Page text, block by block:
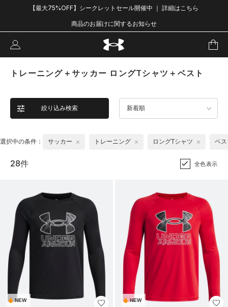
【最大75%OFF】シークレットセール開催中 ｜ 詳細はこちら
商品のお届けに関するお知らせ
トレーニング＋サッカー ロングTシャツ＋ベスト
絞り込み検索 新着順
選択中の条件： サッカー トレーニング ロングTシャツ ベ
28件 全色表示
NEW NEW